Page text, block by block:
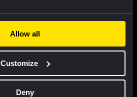
Allow all
Customize
Deny